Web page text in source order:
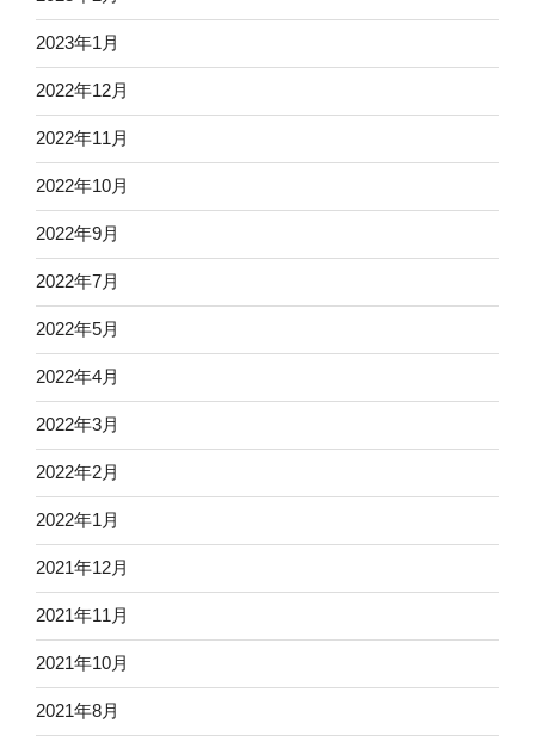
2023年1月
2022年12月
2022年11月
2022年10月
2022年9月
2022年7月
2022年5月
2022年4月
2022年3月
2022年2月
2022年1月
2021年12月
2021年11月
2021年10月
2021年8月